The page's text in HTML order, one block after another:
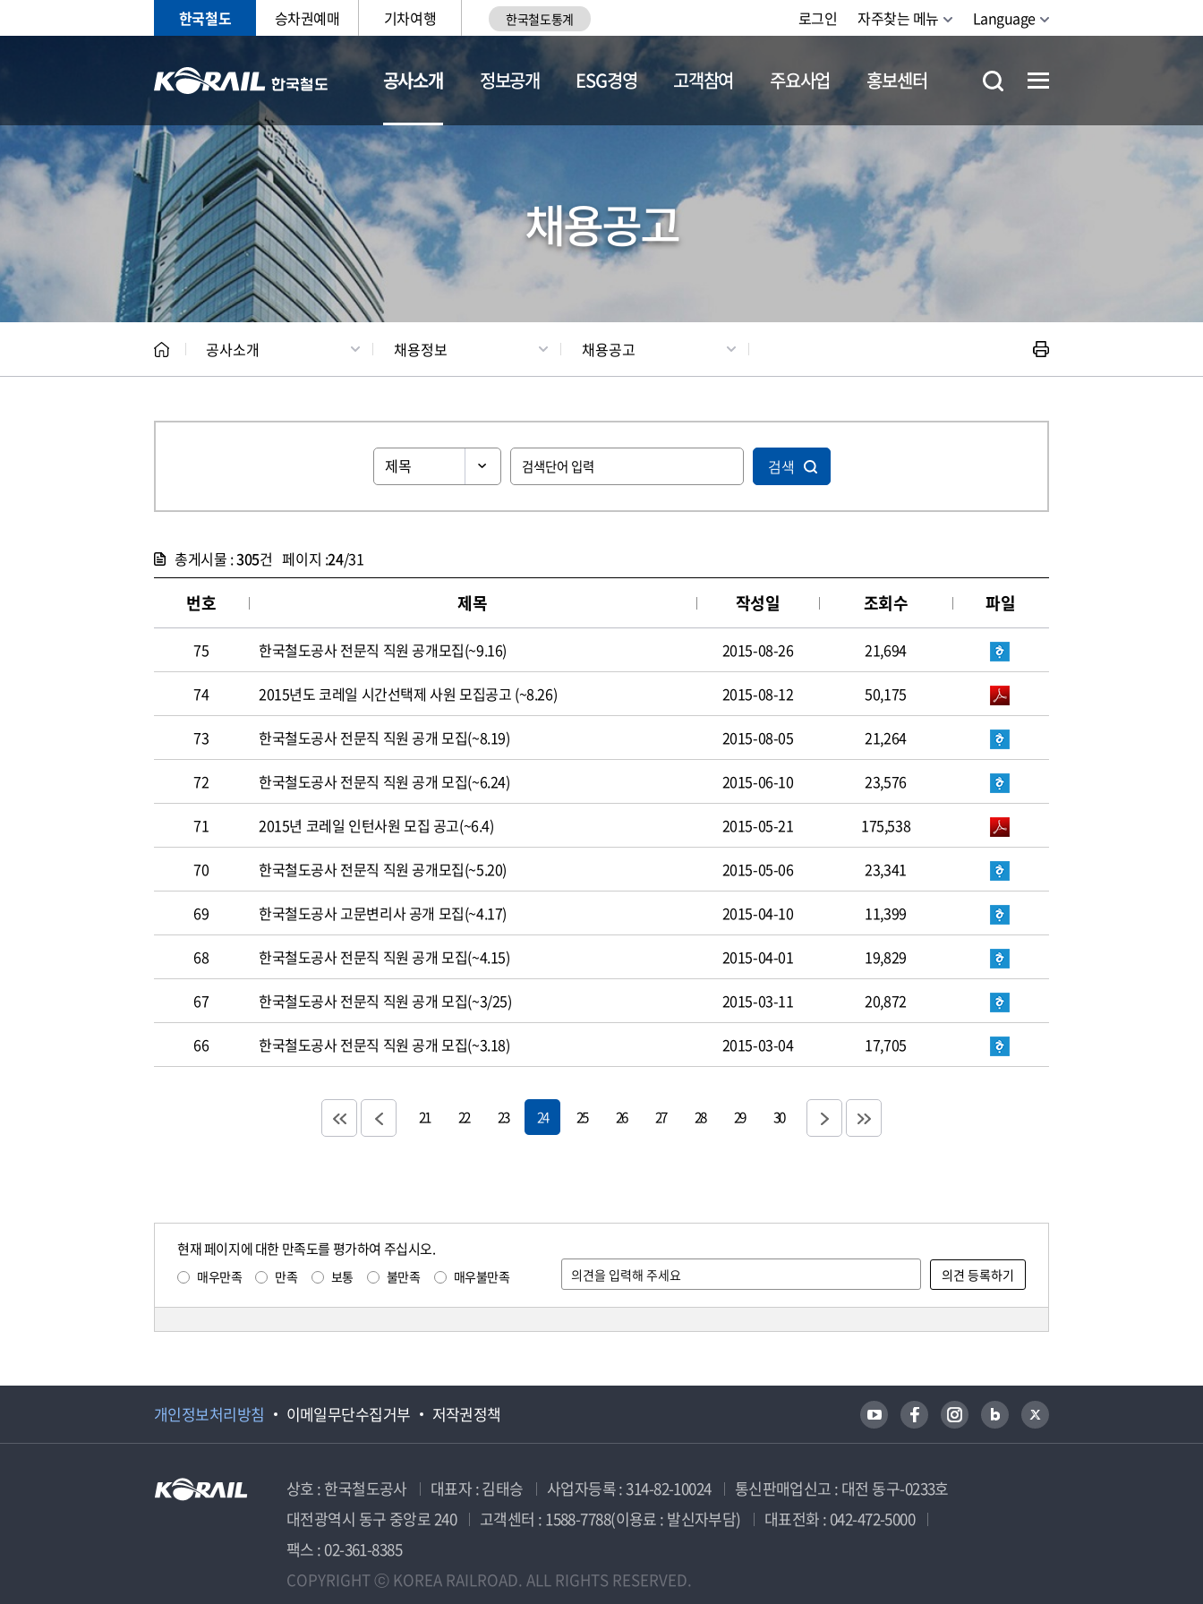
한국철도 승차권예매 기차여행 한국철도통계 로그인 자주찾는 메뉴 Language
공사소개
CEO 일반현황 채용정보
정보공개 ESG경영 고객참여 주요사업 홍보센터
채용공고
공사소개 채용정보 채용공고
검색
총게시물 :305건 페이지 :24/31
번호 제목 작성일 조회수 파일
75 한국철도공사 전문직 직원 공개모집(~9.16) 2015-08-26 21,694
74 2015년도 코레일 시간선택제 사원 모집공고 (~8.26) 2015-08-12 50,175
73 한국철도공사 전문직 직원 공개 모집(~8.19) 2015-08-05 21,264
72 한국철도공사 전문직 직원 공개 모집(~6.24) 2015-06-10 23,576
71 2015년 코레일 인턴사원 모집 공고(~6.4) 2015-05-21 175,538
70 한국철도공사 전문직 직원 공개모집(~5.20) 2015-05-06 23,341
69 한국철도공사 고문변리사 공개 모집(~4.17) 2015-04-10 11,399
68 한국철도공사 전문직 직원 공개 모집(~4.15) 2015-04-01 19,829
67 한국철도공사 전문직 직원 공개 모집(~3/25) 2015-03-11 20,872
66 한국철도공사 전문직 직원 공개 모집(~3.18) 2015-03-04 17,705
21 22 23 24 25 26 27 28 29 30
현재 페이지에 대한 만족도를 평가하여 주십시오.
매우만족 만족 보통 불만족 매우불만족
개인정보처리방침 이메일무단수집거부 저작권정책
상호 : 한국철도공사 대표자 : 김태승 사업자등록 : 314-82-10024
통신판매업신고 : 대전 동구-0233호
대전광역시 동구 중앙로 240
고객센터 : 1588-7788(이용료 : 발신자부담)
대표전화 : 042-472-5000
팩스 : 02-361-8385
COPYRIGHT ⓒ KOREA RAILROAD. ALL RIGHTS RESERVED.